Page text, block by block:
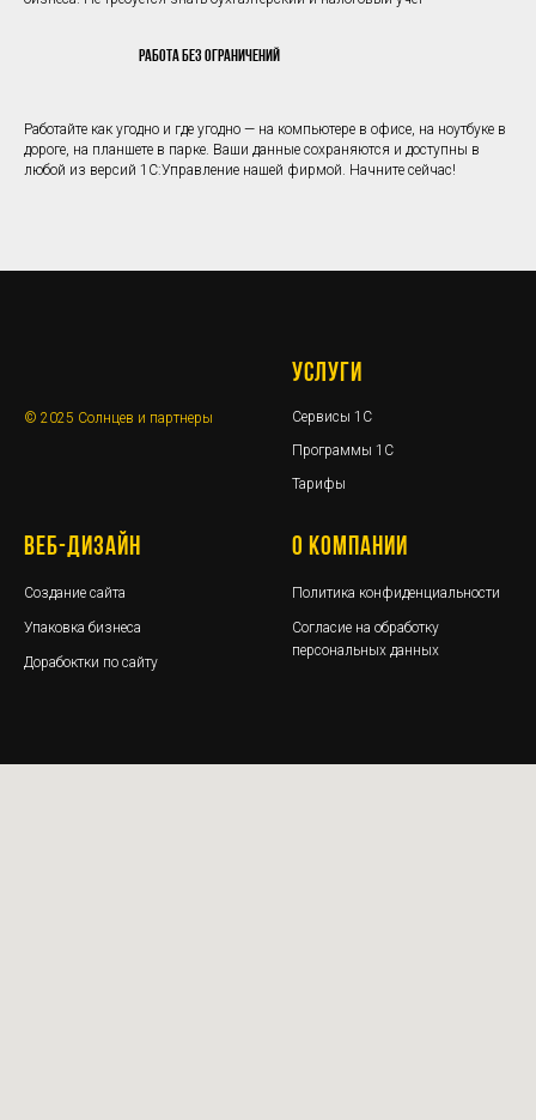
Работа без ограничений
Работайте как угодно и где угодно — на компьютере в офисе, на ноутбуке в
дороге, на планшете в парке. Ваши данные сохраняются и доступны в
любой из версий 1С:Управление нашей фирмой. Начните сейчас!
© 2025 Солнцев и партнеры
УСЛУГИ
Сервисы 1С
Программы 1С
Тарифы
ВЕБ-ДИЗАЙН
Создание сайта
Упаковка бизнеса
Дорабоктки по сайту
О КОМПАНИИ
Политика конфиденциальности
Согласие на обработку
персональных данных